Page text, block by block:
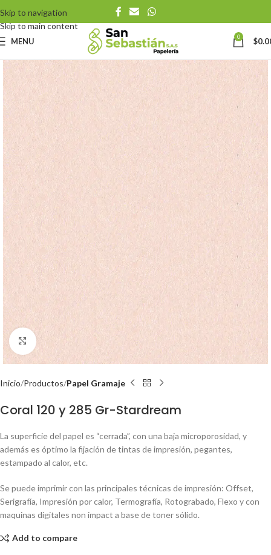
Skip to navigation
Skip to main content
MENU 0 $
Click to enlarge
Inicio Productos Papel Gramaje
Coral 120 y 285 Gr-Stardream
La superficie del papel es “cerrada”, con una baja microporosidad, y
además es óptimo la fijación de tintas de impresión, pegantes,
estampado al calor, etc.
Se puede imprimir con las principales técnicas de impresión: Offset,
Serigrafía, Impresión por calor, Termografía, Rotograbado, Flexo y con
maquinas digitales non impact a base de toner sólido.
Add to compare